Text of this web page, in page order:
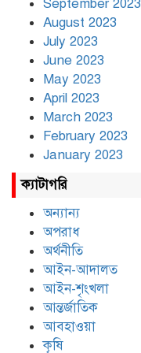
September 2023
August 2023
July 2023
June 2023
May 2023
April 2023
March 2023
February 2023
January 2023
ক্যাটাগরি
অন্যান্য
অপরাধ
অর্থনীতি
আইন-আদালত
আইন-শৃংখলা
আন্তর্জাতিক
আবহাওয়া
কৃষি